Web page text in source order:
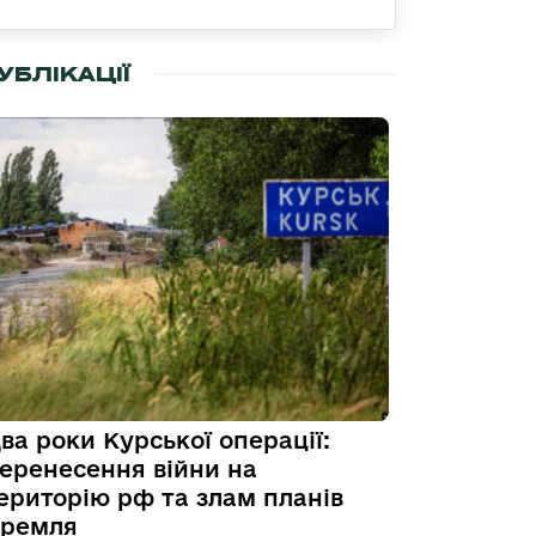
роки Курської операції:
війни на
рф та злам планів